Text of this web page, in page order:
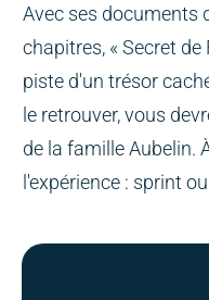
Avec ses documents
chapitres, « Secret
piste d'un trésor
le retrouver, vous
de la famille Aubelin.
l'expérience : sprint